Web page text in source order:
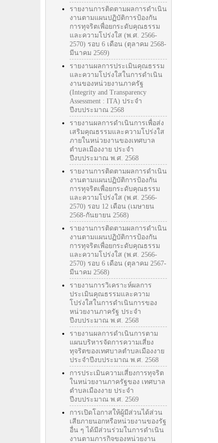
รายงานการติดตามผลการดำเนิน
งานตามแผนปฏิบัติการป้องกัน
การทุจริตเพื่อยกระดับคุณธรรม
และความโปร่งใส (พ.ศ. 2566-
2570) รอบ 6 เดือน (ตุลาคม 2568-
มีนาคม 2569)
รายงานผลการประเมินคุณธรรม
และความโปร่งใสในการดำเนิน
งานของหน่วยงานภาครัฐ
(Integrity and Transparency
Assessment : ITA) ประจำ
ปีงบประมาณ 2568
รายงานผลการดำเนินการเพื่อส่ง
เสริมคุณธรรมและความโปร่งใส
ภายในหน่วยงานของเทศบาล
ตำบลเมืองงาย ประจำ
ปีงบประมาณ พ.ศ. 2568
รายงานการติดตามผลการดำเนิน
งานตามแผนปฏิบัติการป้องกัน
การทุจริตเพื่อยกระดับคุณธรรม
และความโปร่งใส (พ.ศ. 2566-
2570) รอบ 12 เดือน (เมษายน
2568-กันยายน 2568)
รายงานการติดตามผลการดำเนิน
งานตามแผนปฏิบัติการป้องกัน
การทุจริตเพื่อยกระดับคุณธรรม
และความโปร่งใส (พ.ศ. 2566-
2570) รอบ 6 เดือน (ตุลาคม 2567-
มีนาคม 2568)
รายงานการวิเคราะห์ผลการ
ประเมินคุณธรรมและความ
โปร่งใสในการดำเนินการของ
หน่วยงานภาครัฐ ประจำ
ปีงบประมาณ พ.ศ. 2568
รายงานผลการดำเนินการตาม
แผนบริหารจัดการความเสี่ยง
ทุจริตของเทศบาลตำบลเมืองงาย
ประจำปีงบประมาณ พ.ศ. 2568
การประเมินความเสี่ยงการทุจริต
ในหน่วยงานภาครัฐของ เทศบาล
ตำบลเมืองงาย ประจำ
ปีงบประมาณ พ.ศ. 2569
การเปิดโอกาสให้ผู้มีส่วนได้ส่วน
เสียภายนอกหรือหน่วยงานของรัฐ
อื่น ๆ ได้มีส่วนร่วมในการดำเนิน
งานตามภารกิจของหน่วยงาน